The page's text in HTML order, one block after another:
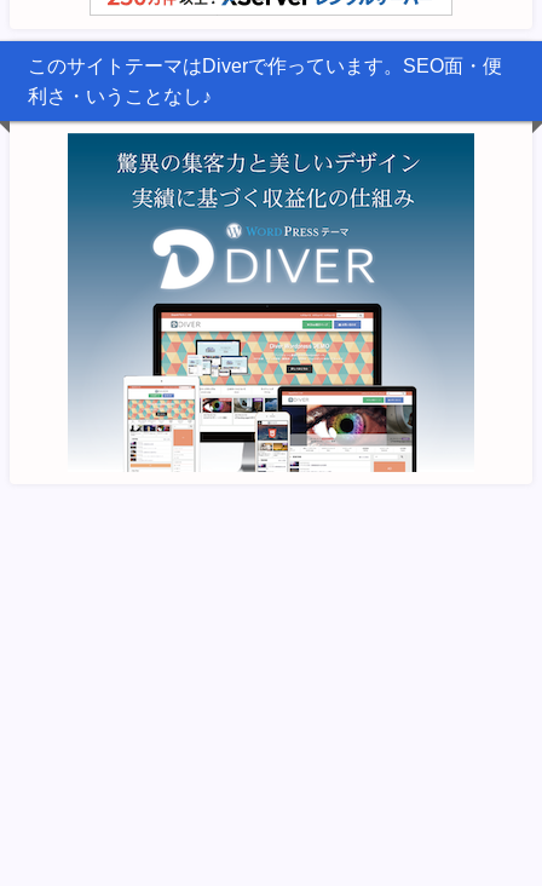
このサイトテーマはDiverで作っています。SEO面・便
利さ・いうことなし♪